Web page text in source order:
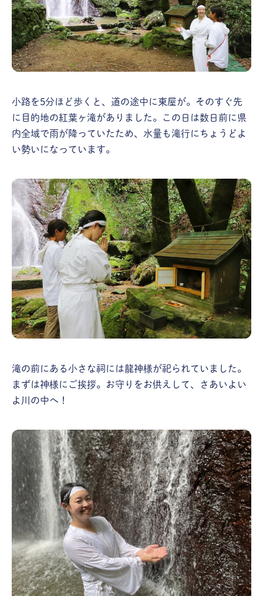
小路を5分ほど歩くと、道の途中に東屋が。そのすぐ先
に目的地の紅葉ヶ滝がありました。この日は数日前に県
内全域で雨が降っていたため、水量も滝行にちょうどよ
い勢いになっています。
滝の前にある小さな祠には龍神様が祀られていました。
まずは神様にご挨拶。お守りをお供えして、さあいよい
よ川の中へ！